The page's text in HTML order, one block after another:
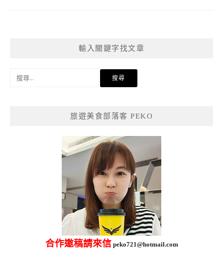
輸入關鍵字找文章
旅遊美食部落客 PEKO
合作邀稿請來信 peko721@hotmail.com